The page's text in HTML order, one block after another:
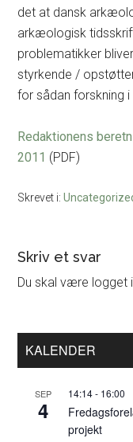
det at dansk
arkæologisk
problematikker
styrkende /
for sådan forskning
Redaktionens
2011 (PDF)
Skrevet i:
Skriv et svar
Du skal være logget
Primær
Sidebar
KALENDER
SEP
4
14:14- 16:00
projekt